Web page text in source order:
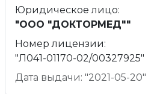
Юридическое лицо:
"ООО "ДОКТОРМЕД""
Номер лицензии:
"Л041-01170-02/00327925"
Дата выдачи: "2021-05-20"